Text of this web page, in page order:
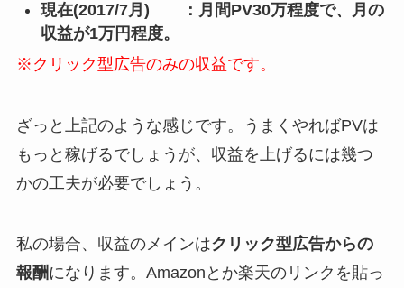
現在(2017/7月) ：月間PV30万程度で、月の
収益が1万円程度。
※クリック型広告のみの収益です。
ざっと上記のような感じです。うまくやればPVは
もっと稼げるでしょうが、収益を上げるには幾つ
かの工夫が必要でしょう。
私の場合、収益のメインはクリック型広告からの
報酬になります。Amazonとか楽天のリンクを貼っ